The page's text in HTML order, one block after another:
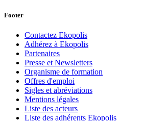
Footer
Contactez Ekopolis
Adhérez à Ekopolis
Partenaires
Presse et Newsletters
Organisme de formation
Offres d'emploi
Sigles et abréviations
Mentions légales
Liste des acteurs
Liste des adhérents Ekopolis